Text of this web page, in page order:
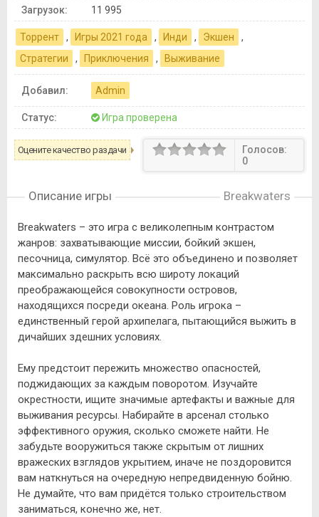
Загрузок:
11 995
Торрент , Игры 2021 года , Инди , Экшен
,
Стратегии
, Приключения , Выживание
Добавил: Admin
Статус: Игра проверена
Оцените качество раздачи
Голосов:
0
Описание игры Breakwaters
Breakwaters – это игра с великолепным контрастом
жанров: захватывающие миссии, бойкий экшен,
песочница, симулятор. Всё это объединено и позволяет
максимально раскрыть всю широту локаций
преображающейся совокупности островов,
находящихся посреди океана. Роль игрока –
единственный герой архипелага, пытающийся выжить в
дичайших здешних условиях.
Ему предстоит пережить множество опасностей,
поджидающих за каждым поворотом. Изучайте
окрестности, ищите значимые артефакты и важные для
выживания ресурсы. Набирайте в арсенал столько
эффективного оружия, сколько сможете найти. Не
забудьте вооружиться также скрытым от лишних
вражеских взглядов укрытием, иначе не поздоровится
вам наткнуться на очередную непредвиденную бойню.
Не думайте, что вам придётся только строительством
заниматься, конечно же, нет.